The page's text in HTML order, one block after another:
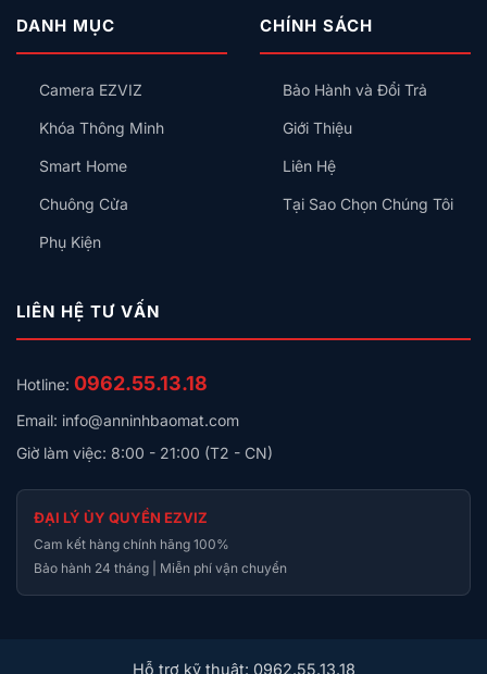
Cho
Đúng?
Đình?
DANH MỤC
Camera EZVIZ
Khóa Thông Minh
Smart Home
Chuông Cửa
Phụ Kiện
CHÍNH SÁCH
Bảo Hành và Đổi Trả
Giới Thiệu
Liên Hệ
Tại Sao Chọn Chúng Tôi
LIÊN HỆ TƯ VẤN
Hotline: 0962.55.13.18
Email: info@anninhbaomat.com
Giờ làm việc: 8:00 - 21:00 (T2 - CN)
ĐẠI LÝ ỦY QUYỀN EZVIZ
Cam kết hàng chính hãng 100%
Bảo hành 24 tháng | Miễn phí vận chuyển
Hỗ trợ kỹ thuật: 0962.55.13.18